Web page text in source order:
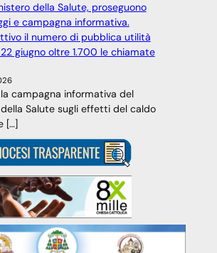
della Salute, proseguono
e campagna informativa.
il numero di pubblica utilità
giugno oltre 1.700 le chiamate
la campagna informativa del
Salute sugli effetti del caldo
[…]